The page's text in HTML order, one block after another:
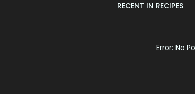
RECENT IN RECIPES
Error: No